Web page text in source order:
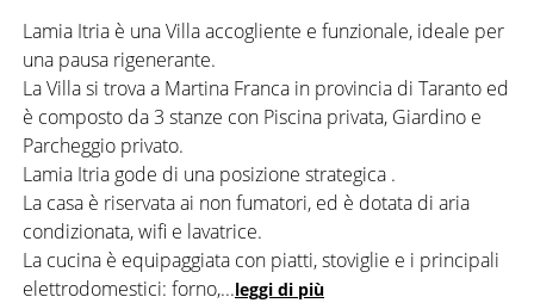
Lamia Itria è una Villa accogliente e funzionale, ideale per
una pausa rigenerante.
La Villa si trova a Martina Franca in provincia di Taranto ed
è composto da 3 stanze con Piscina privata, Giardino e
Parcheggio privato.
Lamia Itria gode di una posizione strategica .
La casa è riservata ai non fumatori, ed è dotata di aria
condizionata, wifi e lavatrice.
La cucina è equipaggiata con piatti, stoviglie e i principali
elettrodomestici: forno,...leggi di più